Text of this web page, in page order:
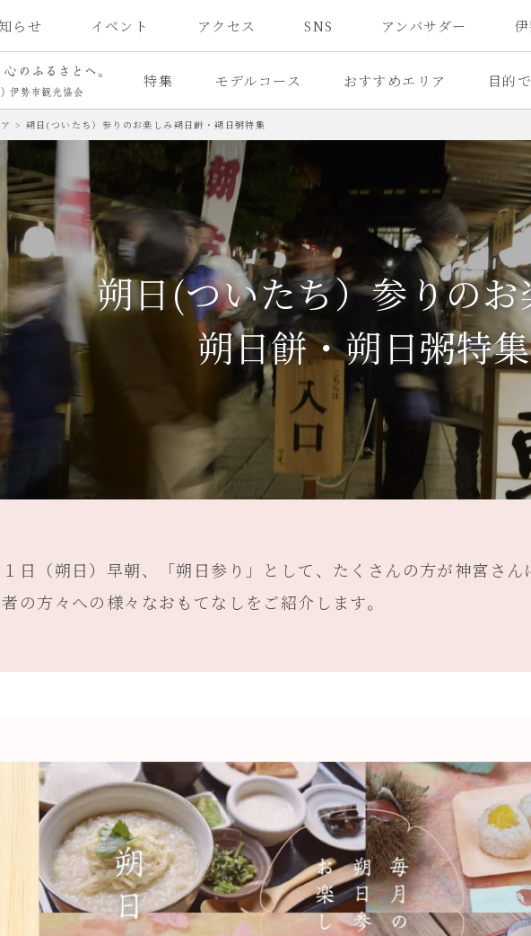
らせ イベント アクセス SNS アンバサダー
特集 モデルコース おすすめエリア 目的
> 朔日(ついたち）参りのお楽しみ朔日餅・朔日粥特集
朔日(ついたち）参りの
朔日餅・朔日粥特集
日（朔日）早朝、「朔日参り」として、たくさんの方が神宮さ
の方々への様々なおもてなしをご紹介します。